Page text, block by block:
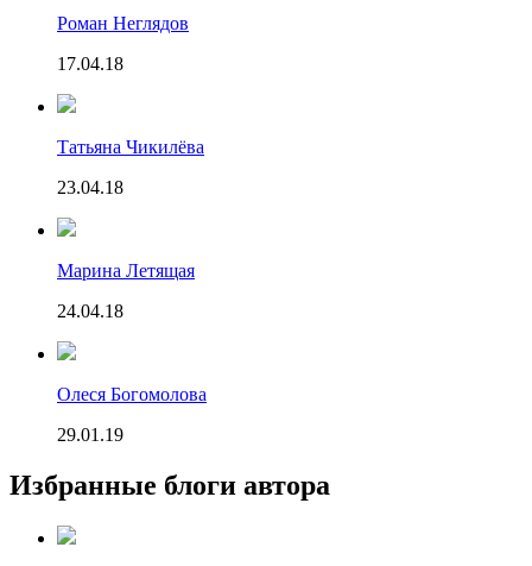
Роман Неглядов
17.04.18
Татьяна Чикилёва
23.04.18
Марина Летящая
24.04.18
Олеся Богомолова
29.01.19
Избранные блоги автора